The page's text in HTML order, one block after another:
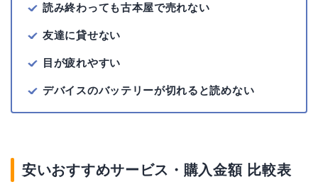
読み終わっても古本屋で売れない
友達に貸せない
目が疲れやすい
デバイスのバッテリーが切れると読めない
安いおすすめサービス・購入金額 比較表